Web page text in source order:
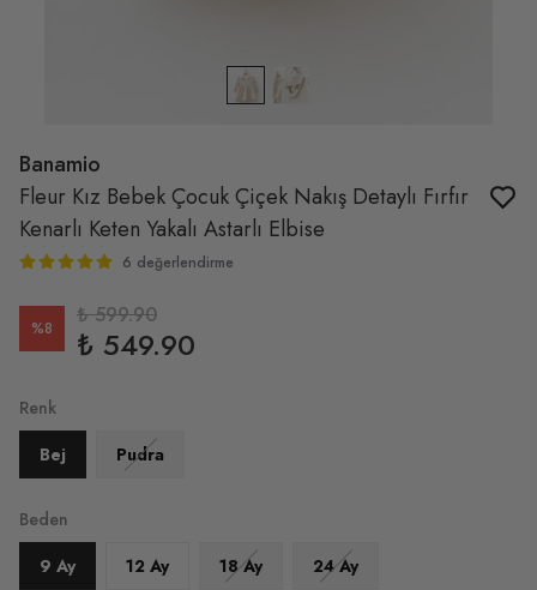
Banamio
Fleur Kız Bebek Çocuk Çiçek Nakış Detaylı Fırfır
Kenarlı Keten Yakalı Astarlı Elbise
6 değerlendirme
%8 ₺ 599.90
₺ 549.90
Renk
Bej
Pudra
Beden
9 Ay
12 Ay 18 Ay 24 Ay